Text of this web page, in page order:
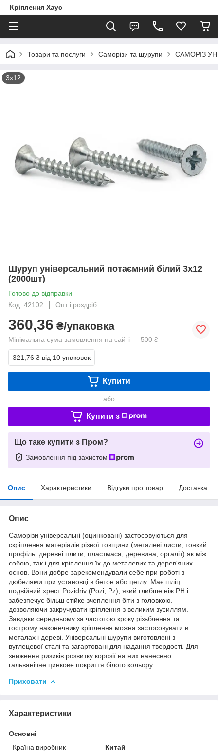
Кріплення Хаус
Товари та послуги Саморізи та шурупи САМОРІЗ
3х12
Шуруп універсальний потаємний білий 3х12
(2000шт)
Готово до відправки
Код: 42102
Опт і роздріб
360,36 ₴/упаковка
Мінімальна сума замовлення на сайті — 500 ₴
321,76 ₴ від 10 упаковок
Купити
або
Купити з
Що таке купити з Пром?
Замовлення під захистом
Опис Характеристики Відгуки про товар Доставка
Опис
Саморізи універсальні (оцинковані) застосовуються для
скріплення матеріалів різної товщини (металеві листи, тонкий
профіль, деревні плити, пластмаса, деревина, оргаліт) як між
собою, так і для кріплення їх до металевих та дерев'яних
основ. Вони добре зарекомендували себе при роботі з
дюбелями при установці в бетон або цеглу. Має шліц
подвійний хрест Pozidriv (Pozi, Pz), який глибше ніж PH і
забезпечує більш стійке зчеплення біти з головкою,
дозволяючи закручувати кріплення з великим зусиллям.
Завдяки середньому за частотою кроку різьблення та
гострому наконечнику кріплення можна застосовувати в
металах і дереві. Універсальні шурупи виготовлені з
вуглецевої сталі та загартовані для надання твердості. Для
зниження ризиків розвитку корозії на них нанесено
гальванічне цинкове покриття білого кольору.
Приховати
Характеристики
Основні
Країна виробник
Китай